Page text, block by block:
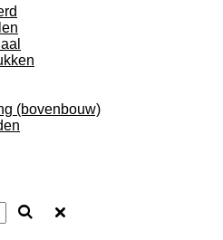
(bovenbouw)